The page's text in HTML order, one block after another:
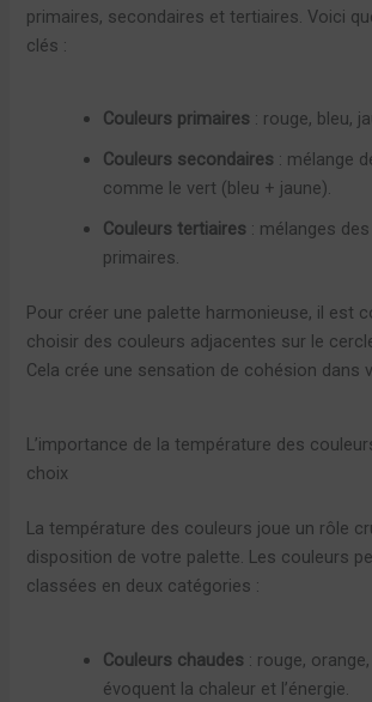
primaires, secondaires et tertiaires. Voici
clés :
Couleurs primaires : rouge, bleu,
Couleurs secondaires : mélange
comme le vert (bleu + jaune).
Couleurs tertiaires : mélanges
primaires.
Pour créer une palette harmonieuse, il est
choisir des couleurs adjacentes sur le
Cela crée une sensation de cohésion dans
L’importance de la température des
choix
La température des couleurs joue un rôle
disposition de votre palette. Les couleurs
classées en deux catégories :
Couleurs chaudes : rouge,
évoquent la chaleur et l’énergie.